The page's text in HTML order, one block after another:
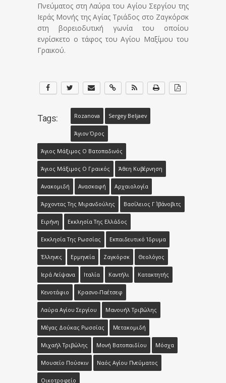
Πνεύματος στη Λαύρα του Αγίου Σεργίου της
Ιεράς Μονής της Αγίας Τριάδος στο Ζαγκόρσκ
στη βορειοδυτική γωνία του οποίου
ενρίσκετο ο τάφος του Αγίου Μαξίμου του
Γραικού.
Tags: Rozanova Sergey Beljaev
Άγιον Όρος
Άγιος Μάξιμος Ο Βατοπαδινός
Άγιος Μάξιμος Ο Γραικός Άθεη Κυβέρνηση
Ανακομιδή Ανασκαφή Αρχαιολογία
Άρχοντας Της Μιρανδούλης Βασίλειος Γ΄ Ιβάνοβιτς
Ειρήνη Εκκλησία Της Ελλάδος
Εκκλησία Της Ρωσσίας Εκπαιδευτικό Ίδρυμα
Έλληνες Ερμηνεία Ζαγκόρσκ Θεολόγος
Ιερά Λείψανα Ιταλία Καντήλι Κατακτητής
Κενοτάφιο Κρασνο-Παέτσεφ
Λαύρα Αγίου Σεργίου Μανουήλ Τριβώλης
Μέγας Δούκας Ρωσσίας Μετακομιδή
Μιχαήλ Τριβώλης Μονή Βατοπαιδίου Μόσχα
Μουσείο Πούσκιν Ναός Αγίου Πνεύματος
Οικοτροφείο